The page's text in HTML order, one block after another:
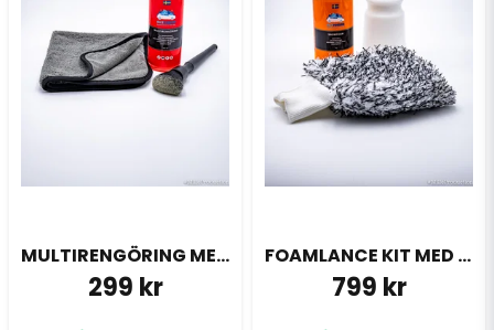
MULTIRENGÖRING MED BORSTE & MICROFIBER
299 kr
FOAMLANCE KIT MED TVÄTTHANDSKE
799 kr
Skicka fråga